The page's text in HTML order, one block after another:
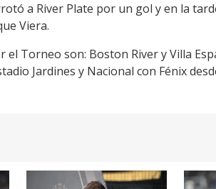
a River Plate por un gol y en la
Viera.
Torneo son: Boston River y Villa
Jardines y Nacional con Fénix